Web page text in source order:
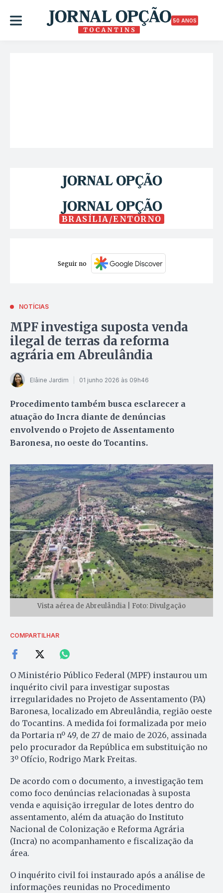
50 ANOS
BRASÍLIA/ENTORNO
Seguir no
NOTÍCIAS
MPF investiga suposta venda
ilegal de terras da reforma
agrária em Abreulândia
Elâine Jardim 01 junho 2026 às 09h46
Procedimento também busca esclarecer a
atuação do Incra diante de denúncias
envolvendo o Projeto de Assentamento
Baronesa, no oeste do Tocantins.
Vista aérea de Abreulândia | Foto: Divulgação
COMPARTILHAR
O Ministério Público Federal (MPF) instaurou um
inquérito civil para investigar supostas
irregularidades no Projeto de Assentamento (PA)
Baronesa, localizado em Abreulândia, região oeste
do Tocantins. A medida foi formalizada por meio
da Portaria nº 49, de 27 de maio de 2026, assinada
pelo procurador da República em substituição no
3º Ofício, Rodrigo Mark Freitas.
De acordo com o documento, a investigação tem
como foco denúncias relacionadas à suposta
venda e aquisição irregular de lotes dentro do
assentamento, além da atuação do Instituto
Nacional de Colonização e Reforma Agrária
(Incra) no acompanhamento e fiscalização da
área.
O inquérito civil foi instaurado após a análise de
informações reunidas no Procedimento